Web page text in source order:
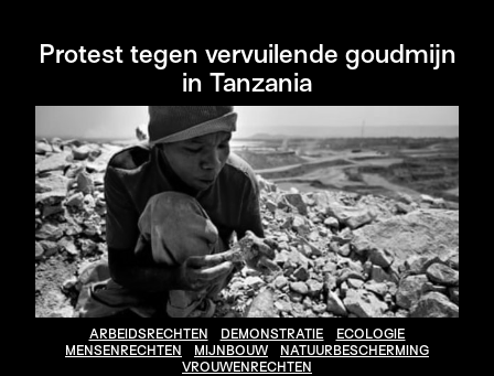
Protest tegen vervuilende goudmijn
in Tanzania
ARBEIDSRECHTEN DEMONSTRATIE
ECOLOGIE
MENSENRECHTEN
MIJNBOUW
NATUURBESCHERMING
VROUWENRECHTEN